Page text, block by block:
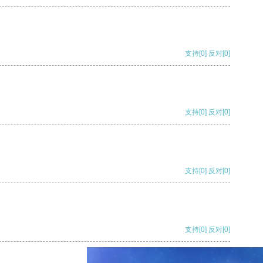
支持[0] 反对[0]
支持[0] 反对[0]
支持[0] 反对[0]
支持[0] 反对[0]